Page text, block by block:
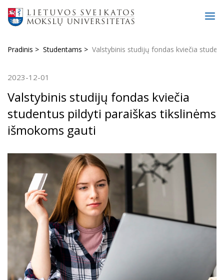
Pradinis Studentams Valstybinis studijų fondas kviečia
2023-12-01
Valstybinis studijų fondas kviečia
studentus pildyti paraiškas tikslinėms
išmokoms gauti